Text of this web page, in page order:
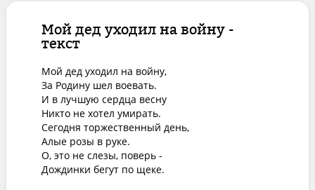
Мой дед уходил на войну -
текст
Мой дед уходил на войну,
За Родину шел воевать.
И в лучшую сердца весну
Никто не хотел умирать.
Сегодня торжественный день,
Алые розы в руке.
О, это не слезы, поверь -
Дождинки бегут по щеке.